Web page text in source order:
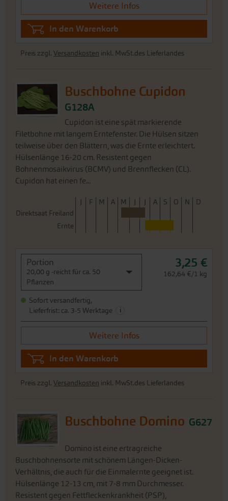
Weitere Infos
In den Warenkorb
Preis zzgl. Versandkosten inkl. MwSt.des Lieferlandes
Buschbohne Cupidon
G128A
Cupidon ist eine spät markierende
Filetbohne mit langem Erntefenster. Die Hülsen sitzen
teilweise über den Blättern, was die Ernte erleichtert.
Hülsenlänge 16-20 cm. Resistent gegen
Bohnenmosaikvirus (BCMV) und Brennflecken (CL).
Cupidon hat einen fe...
J F M A M J J A S O N
D
Direktsaat Freiland
Ernte
Portion
20,00 g -reicht für ca. 50
Pflanzen
3,25 €
162,64 €/1 kg
Sofort versandfertig,
Lieferfrist: ca. 3-5 Werktage
i
Weitere Infos
In den Warenkorb
Preis zzgl. Versandkosten inkl. MwSt.des Lieferlandes
Buschbohne Domino G627
Domino ist eine ertragreiche
Buschbohnensorte mit schönem Längen-Dicken-
Verhältnis, die auch für die Einmalernte geeignet ist.
Hülsenlänge 12-13 cm, mit 7-8 mm Durchmesser.
Resistent gegen Fettfleckenkrankheit (PSP),